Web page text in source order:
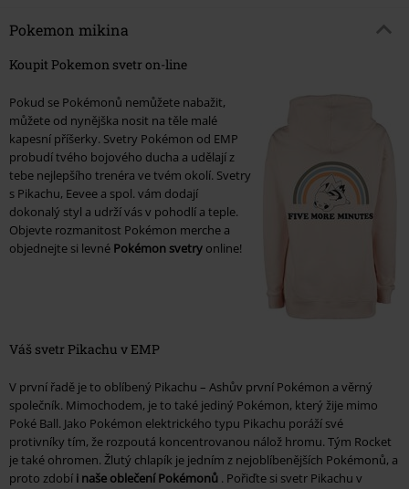
Pokemon mikina
Koupit Pokemon svetr on-line
Pokud se Pokémonů nemůžete nabažit,
můžete od nynějška nosit na těle malé
kapesní příšerky. Svetry Pokémon od EMP
probudí tvého bojového ducha a udělají z
tebe nejlepšího trenéra ve tvém okolí. Svetry
s Pikachu, Eevee a spol. vám dodají
dokonalý styl a udrží vás v pohodlí a teple.
Objevte rozmanitost Pokémon merche a
objednejte si levné Pokémon svetry online!
Váš svetr Pikachu v EMP
V první řadě je to oblíbený Pikachu – Ashův první Pokémon a věrný
společník. Mimochodem, je to také jediný Pokémon, který žije mimo
Poké Ball. Jako Pokémon elektrického typu Pikachu poráží své
protivníky tím, že rozpoutá koncentrovanou nálož hromu. Tým Rocket
je také ohromen. Žlutý chlapík je jedním z nejoblíbenějších Pokémonů, a
proto zdobí i naše oblečení Pokémonů . Pořiďte si svetr Pikachu v